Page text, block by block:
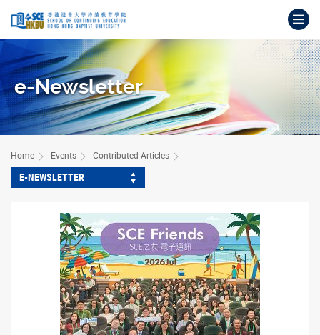
content
Main
content
start
e-Newsletter
Home Events Contributed Articles
E-NEWSLETTER